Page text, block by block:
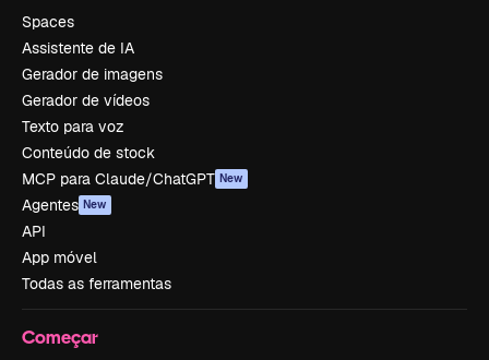
Spaces
Assistente de IA
Gerador de imagens
Gerador de vídeos
Texto para voz
Conteúdo de stock
MCP para Claude/ChatGPT New
Agentes New
API
App móvel
Todas as ferramentas
Começar